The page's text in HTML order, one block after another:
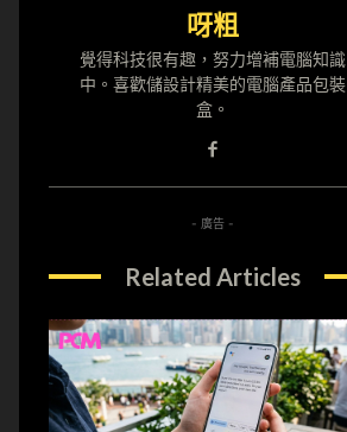
呀粗
覺得科技很有趣，努力增補電腦知識
中。喜歡儲設計精美的電腦產品包裝
盒。
- 廣告 -
Related Articles